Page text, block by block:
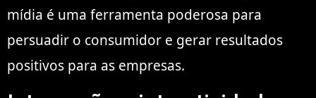
mídia é uma ferramenta poderosa para
persuadir o consumidor e gerar resultados
positivos para as empresas.